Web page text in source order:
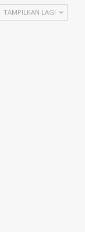
TAMPILKAN LAGI